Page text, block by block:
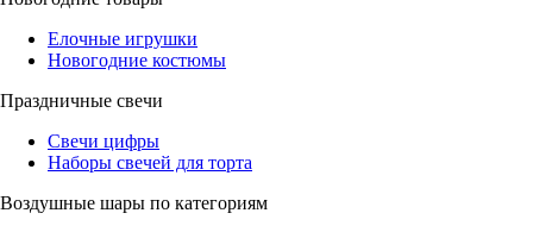
Елочные игрушки
Новогодние костюмы
Праздничные свечи
Свечи цифры
Наборы свечей для торта
Воздушные шары по категориям